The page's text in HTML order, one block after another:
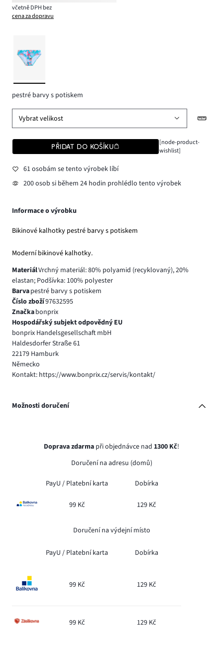
včetně DPH bez
cena za dopravu
pestré barvy s potiskem
Vybrat velikost
PŘIDAT DO KOŠÍKU
[node-product-
wishlist]
61 osobám se tento výrobek líbí
200 osob si během 24 hodin prohlédlo tento výrobek
Informace o výrobku
Bikinové kalhotky pestré barvy s potiskem
Moderní bikinové kalhotky.
MateriálVrchný materiál: 80% polyamid (recyklovaný), 20%
elastan; Podšívka: 100% polyester
Barvapestré barvy s potiskem
Číslo zboží97632595
Značkabonprix
Hospodářský subjekt odpovědný EU
bonprix Handelsgesellschaft mbH
Haldesdorfer Straße 61
22179 Hamburk
Německo
Kontakt: https://www.bonprix.cz/servis/kontakt/
Možnosti doručení
Doprava zdarma při objednávce nad 1300 Kč!
Doručení na adresu (domů)
PayU / Platební karta Dobírka
99 Kč 129 Kč
Doručení na výdejní místo
PayU / Platební karta Dobírka
99 Kč 129 Kč
99 Kč 129 Kč